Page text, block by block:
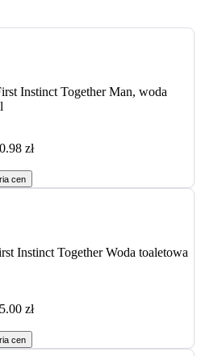
Instinct Together Man, woda
zł
cen
Instinct Together Woda toaletowa
zł
cen